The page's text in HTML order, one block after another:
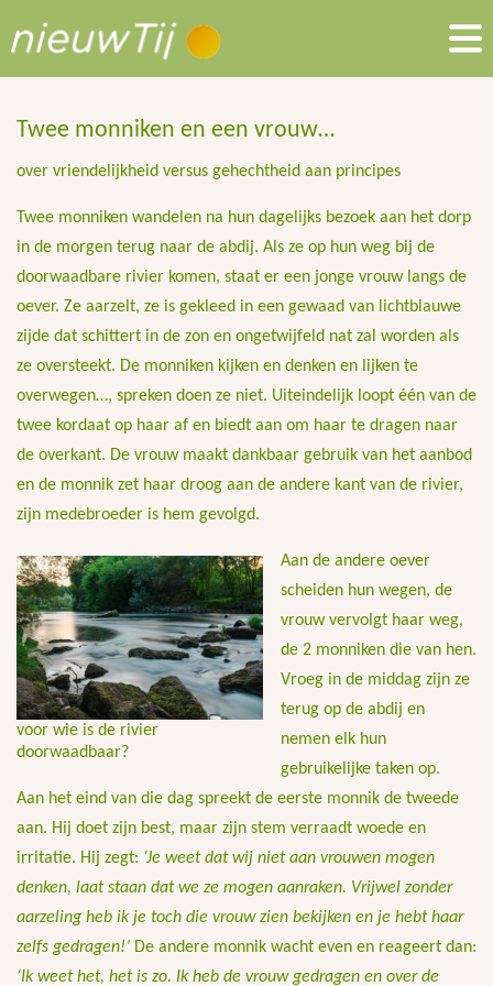
Twee monniken en een vrouw…
over vriendelijkheid versus gehechtheid aan principes
Twee monniken wandelen na hun dagelijks bezoek aan het dorp
in de morgen terug naar de abdij. Als ze op hun weg bij de
doorwaadbare rivier komen, staat er een jonge vrouw langs de
oever. Ze aarzelt, ze is gekleed in een gewaad van lichtblauwe
zijde dat schittert in de zon en ongetwijfeld nat zal worden als
ze oversteekt. De monniken kijken en denken en lijken te
overwegen…, spreken doen ze niet. Uiteindelijk loopt één van de
twee kordaat op haar af en biedt aan om haar te dragen naar
de overkant. De vrouw maakt dankbaar gebruik van het aanbod
en de monnik zet haar droog aan de andere kant van de rivier,
zijn medebroeder is hem gevolgd.
voor wie is de rivier
doorwaadbaar?
Aan de andere oever
scheiden hun wegen, de
vrouw vervolgt haar weg,
de 2 monniken die van hen.
Vroeg in de middag zijn ze
terug op de abdij en
nemen elk hun
gebruikelijke taken op.
Aan het eind van die dag spreekt de eerste monnik de tweede
aan. Hij doet zijn best, maar zijn stem verraadt woede en
irritatie. Hij zegt: ‘Je weet dat wij niet aan vrouwen mogen
denken, laat staan dat we ze mogen aanraken. Vrijwel zonder
aarzeling heb ik je toch die vrouw zien bekijken en je hebt haar
zelfs gedragen!’ De andere monnik wacht even en reageert dan:
‘Ik weet het, het is zo. Ik heb de vrouw gedragen en over de